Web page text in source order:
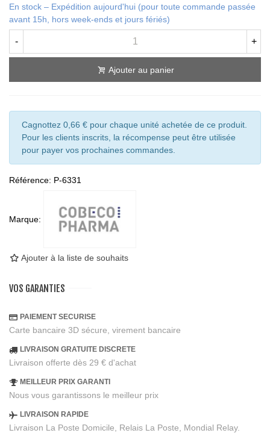
(1 avis)
En stock – Expédition aujourd'hui (pour toute commande passée
avant 15h, hors week-ends et jours fériés)
- +
Ajouter au panier
Cagnottez 0,66 € pour chaque unité achetée de ce produit.
Pour les clients inscrits, la récompense peut être utilisée
pour payer vos prochaines commandes.
Référence: P-6331
Marque:
Ajouter à la liste de souhaits
VOS GARANTIES
PAIEMENT SECURISE
Carte bancaire 3D sécure, virement bancaire
LIVRAISON GRATUITE DISCRETE
Livraison offerte dès 29 € d'achat
MEILLEUR PRIX GARANTI
Nous vous garantissons le meilleur prix
LIVRAISON RAPIDE
Livraison La Poste Domicile, Relais La Poste, Mondial Relay.